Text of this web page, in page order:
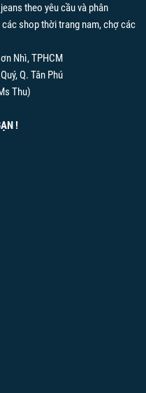
theo yêu cầu và phân
shop thời trang nam, chợ các
Nhì, TPHCM
Q. Tân Phú
Thu)
!